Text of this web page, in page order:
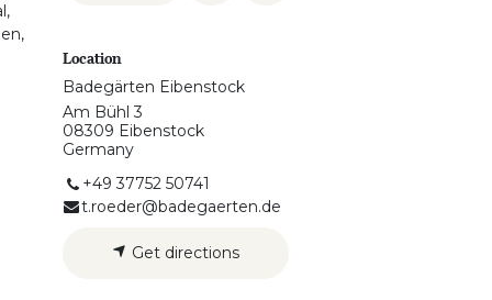
Location
Badegärten Eibenstock
Am Bühl 3
08309 Eibenstock
Germany
+49 37752 50741
t.roeder@badegaerten.de
Get directions